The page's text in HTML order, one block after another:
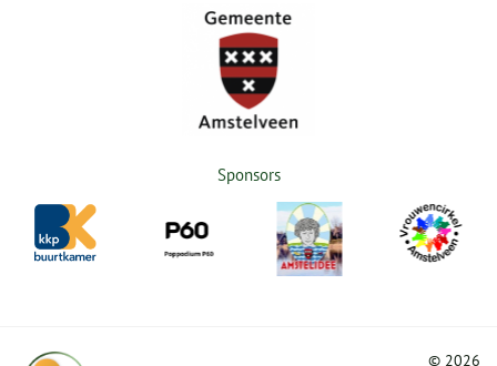
Sponsors
© 2026